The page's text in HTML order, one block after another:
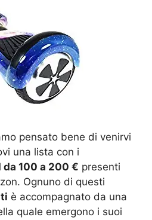
pensato bene di venirvi
una lista con i
100 a 200 € presenti
Ognuno di questi
è accompagnato da una
quale emergono i suoi